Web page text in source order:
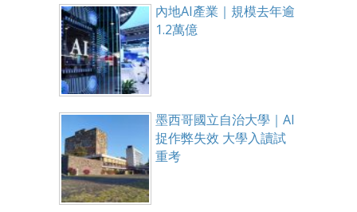
內地AI產業｜規模去年逾
1.2萬億
墨西哥國立自治大學｜AI
捉作弊失效 大學入讀試
重考